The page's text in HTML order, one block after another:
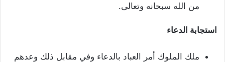
من الله سبحانه وتعالى.
استجابة الدعاء
ملك الملوك أمر العباد بالدعاء وفي مقابل ذلك وعدهم